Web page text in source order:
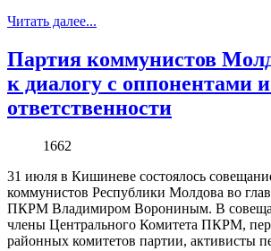
Читать далее...
Партия коммунистов
к диалогу с оппонентами
ответственности
1662
31 июля в Кишиневе состоялось
коммунистов Республики Молдова во
ПКРМ Владимиром Ворониным. В
члены Центрального Комитета ПКРМ,
районных комитетов партии, активисты